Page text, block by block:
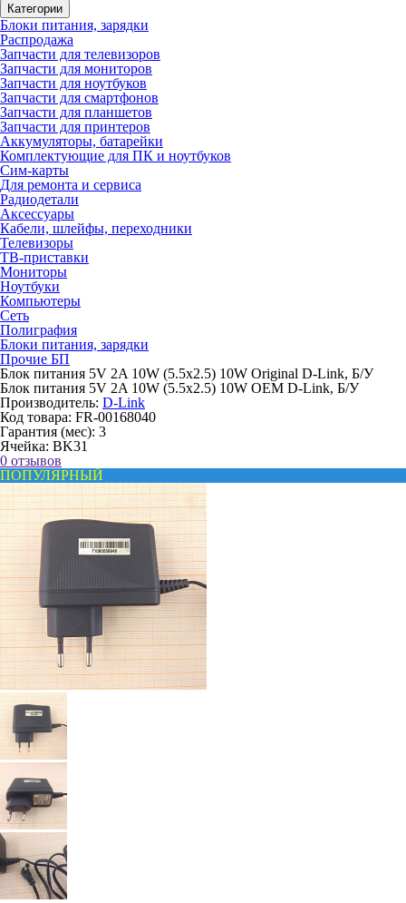
Категории
Блоки питания, зарядки
Распродажа
Запчасти для телевизоров
Запчасти для мониторов
Запчасти для ноутбуков
Запчасти для смартфонов
Запчасти для планшетов
Запчасти для принтеров
Аккумуляторы, батарейки
Комплектующие для ПК и ноутбуков
Сим-карты
Для ремонта и сервиса
Радиодетали
Аксессуары
Кабели, шлейфы, переходники
Телевизоры
ТВ-приставки
Мониторы
Ноутбуки
Компьютеры
Сеть
Полиграфия
Блоки питания, зарядки
Прочие БП
Блок питания 5V 2A 10W (5.5x2.5) 10W Original D-Link, Б/У
Блок питания 5V 2A 10W (5.5x2.5) 10W OEM D-Link, Б/У
Производитель: D-Link
Код товара: FR-00168040
Гарантия (мес): 3
Ячейка: BK31
0 отзывов
ПОПУЛЯРНЫЙ